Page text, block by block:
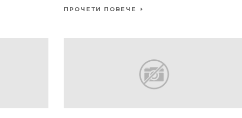
ПРОЧЕТИ ПОВЕЧЕ